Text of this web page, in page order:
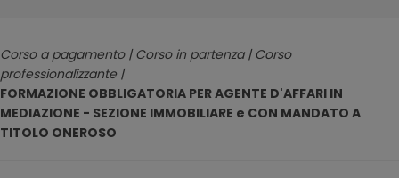
Corso a pagamento | Corso in partenza | Corso
professionalizzante |
FORMAZIONE OBBLIGATORIA PER AGENTE D'AFFARI IN
MEDIAZIONE - SEZIONE IMMOBILIARE e CON MANDATO A
TITOLO ONEROSO